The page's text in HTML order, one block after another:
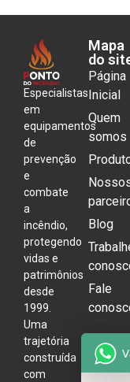
Especialistas
em
equipamentos
de
prevenção
e
combate
a
incêndio,
protegendo
vidas e
patrimônios
desde
1999.
Uma
trajetória
construída
com
Mapa
do
Página
Inicial
Quem
somos
Blog
Fale